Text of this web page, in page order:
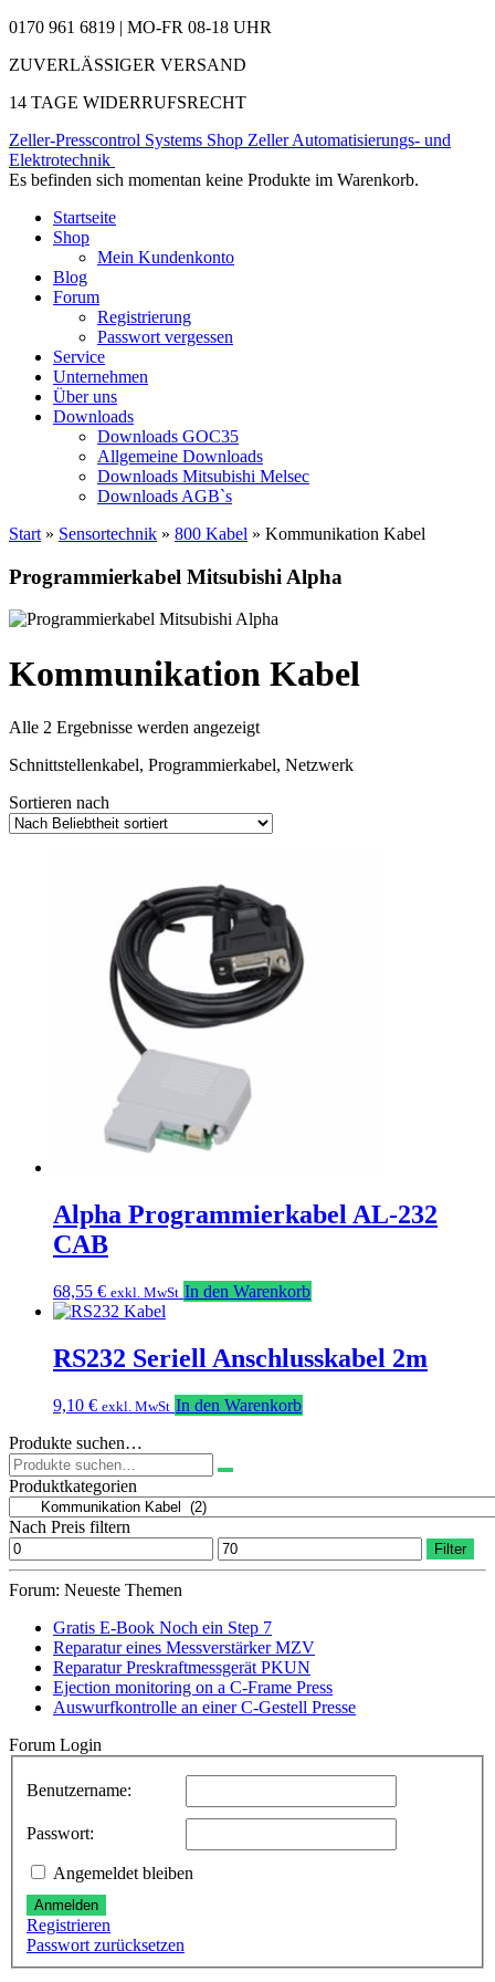
0170 961 6819 | MO-FR 08-18 UHR
ZUVERLÄSSIGER VERSAND
14 TAGE WIDERRUFSRECHT
Zeller-Presscontrol Systems Shop Zeller Automatisierungs- und
Elektrotechnik
Es befinden sich momentan keine Produkte im Warenkorb.
Startseite
Shop
Mein Kundenkonto
Blog
Forum
Registrierung
Passwort vergessen
Service
Unternehmen
Über uns
Downloads
Downloads GOC35
Allgemeine Downloads
Downloads Mitsubishi Melsec
Downloads AGB`s
Start » Sensortechnik » 800 Kabel » Kommunikation Kabel
Programmierkabel Mitsubishi Alpha
Kommunikation Kabel
Alle 2 Ergebnisse werden angezeigtNach
sortiert
Schnittstellenkabel, Programmierkabel, Netzwerk
Sortieren nach
Alpha Programmierkabel AL-232
CAB
68,55 € exkl. MwSt In den Warenkorb
RS232 Seriell Anschlusskabel 2m
9,10 € exkl. MwSt In den Warenkorb
Produkte suchen…
Suchen
nach:
Produktkategorien
Nach Preis filtern
Min.
Preis
Max.
Preis
Filter
Forum: Neueste Themen
Gratis E-Book Noch ein Step 7
Reparatur eines Messverstärker MZV
Reparatur Preskraftmessgerät PKUN
Ejection monitoring on a C-Frame Press
Auswurfkontrolle an einer C-Gestell Presse
Forum Login
Benutzername:
Passwort:
Angemeldet bleiben
Anmelden
Registrieren
Passwort zurücksetzen